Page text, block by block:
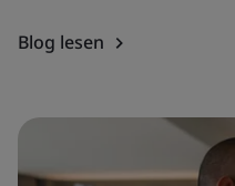
Blog lesen